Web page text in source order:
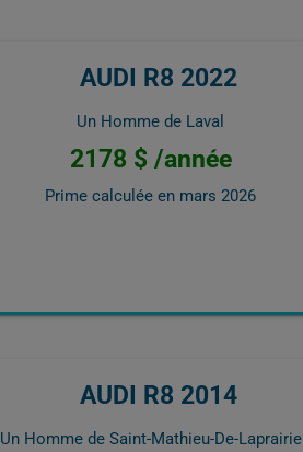
AUDI R8 2022
Un Homme de Laval
2178 $ /année
Prime calculée en mars 2026
AUDI R8 2014
Un Homme de Saint-Mathieu-De-Laprairie